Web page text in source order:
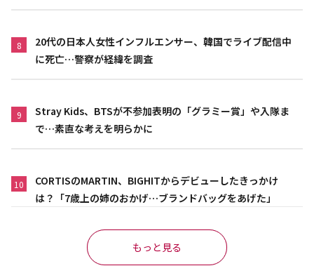
8
20代の日本人女性インフルエンサー、韓国でライブ配信中
に死亡…警察が経緯を調査
9
Stray Kids、BTSが不参加表明の「グラミー賞」や入隊ま
で…素直な考えを明らかに
10
CORTISのMARTIN、BIGHITからデビューしたきっかけ
は？「7歳上の姉のおかげ…ブランドバッグをあげた」
もっと見る